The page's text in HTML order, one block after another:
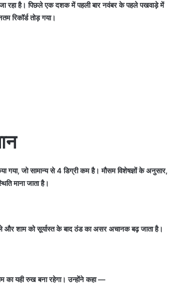
है। पिछले एक दशक में पहली बार नवंबर के पहले पखवाड़े में
रिकॉर्ड तोड़ गया।
गया, जो सामान्य से 4 डिग्री कम है। मौसम विशेषज्ञों के अनुसार,
माना जाता है।
शाम को सूर्यास्त के बाद ठंड का असर अचानक बढ़ जाता है।
का यही रुख बना रहेगा। उन्होंने कहा —